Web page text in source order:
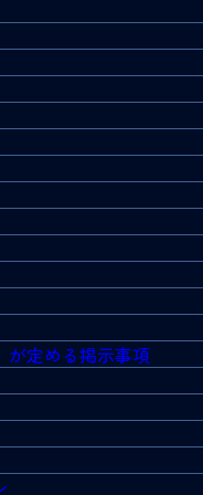
が定める掲示事項